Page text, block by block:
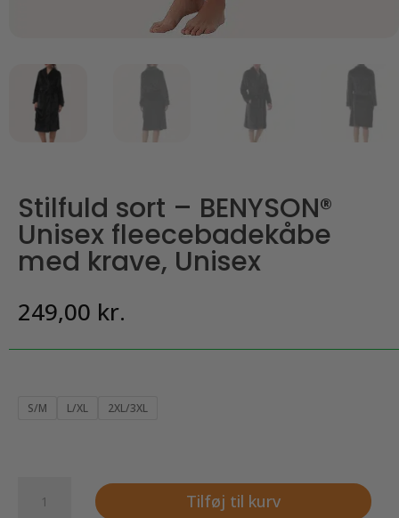
Stilfuld sort – BENYSON®
Unisex fleecebadekåbe
med krave, Unisex
249,00 kr.
S/M L/XL 2XL/3XL
Tilføj til kurv